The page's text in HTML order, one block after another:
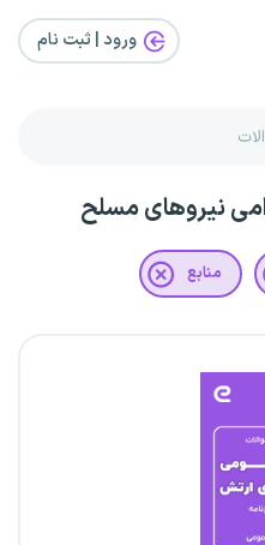
ورود | ثبت‌ نام
نیروهای مسلح
منابع